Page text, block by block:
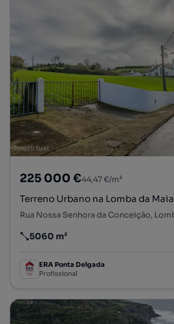
225 000 €44,47 €/m²
Terreno Urbano na Lomba da Maia
Preço por metro quadrado
5060 m²
ERA Ponta Delgada
Profissional